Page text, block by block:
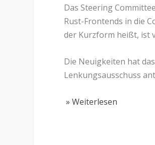
Das Steering
Rust-Frontends in die
der Kurzform heißt, ist
Die Neuigkeiten hat
Lenkungsausschuss
» Weiterlesen